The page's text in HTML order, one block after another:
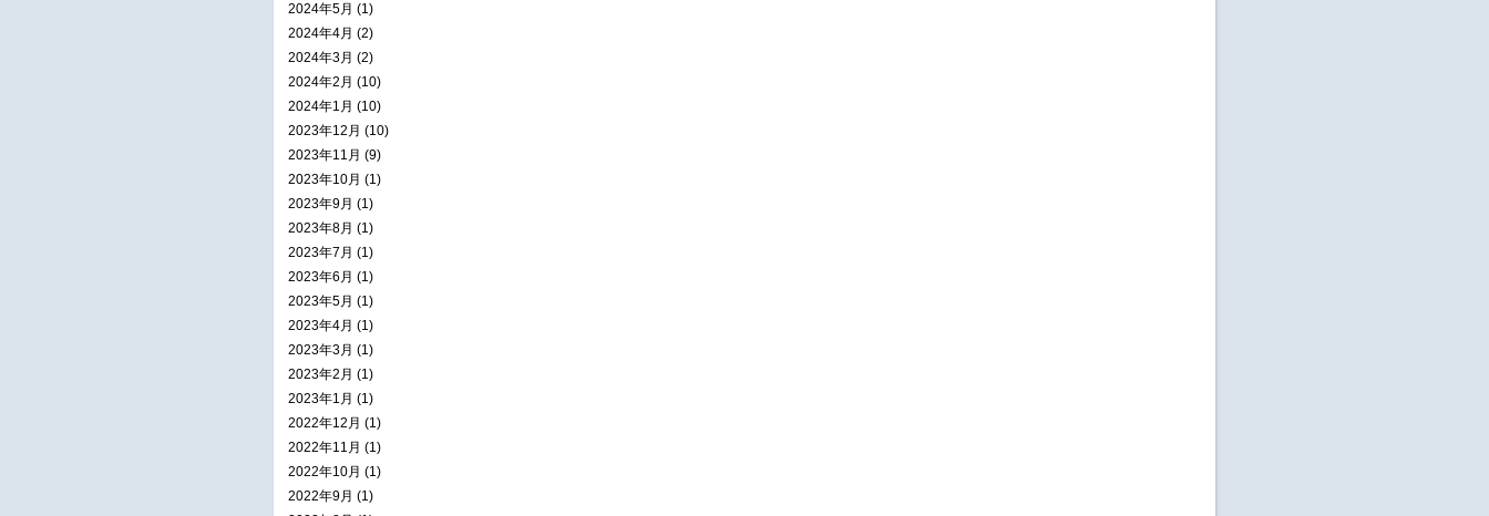
2024年5月 (1)
2024年4月 (2)
2024年3月 (2)
2024年2月 (10)
2024年1月 (10)
2023年12月 (10)
2023年11月 (9)
2023年10月 (1)
2023年9月 (1)
2023年8月 (1)
2023年7月 (1)
2023年6月 (1)
2023年5月 (1)
2023年4月 (1)
2023年3月 (1)
2023年2月 (1)
2023年1月 (1)
2022年12月 (1)
2022年11月 (1)
2022年10月 (1)
2022年9月 (1)